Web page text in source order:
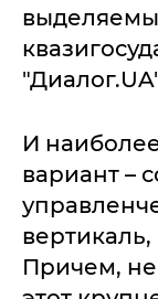
И
вариант –
Причем, не